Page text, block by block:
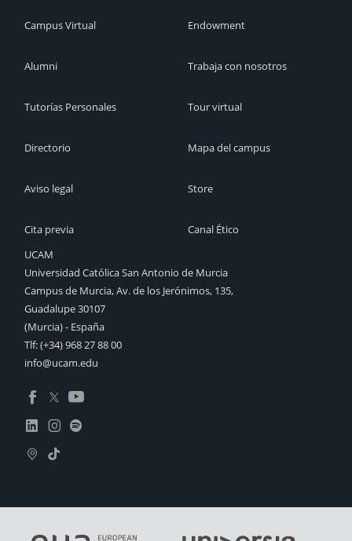
Campus Virtual
Alumni
Tutorías Personales
Directorio
Aviso legal
Cita previa
Endowment
Trabaja con nosotros
Tour virtual
Mapa del campus
Store
Canal Ético
UCAM
Universidad Católica San Antonio de Murcia
Campus de Murcia, Av. de los Jerónimos, 135,
Guadalupe 30107
(Murcia) - España
Tlf:(+34) 968 27 88 00
info@ucam.edu